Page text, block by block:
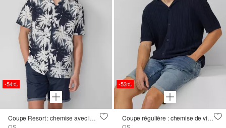
-54%
Coupe Resort : chemise avec impression sur toute la surface
-53%
Coupe régulière : chemise de villégiature tricotée avec structure